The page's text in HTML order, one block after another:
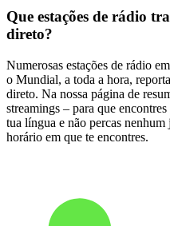
Que estações de rádio
direto?
Numerosas estações de rádio
o Mundial, a toda a hora,
direto. Na nossa página de
streamings – para que
tua língua e não percas
horário em que te encontres.